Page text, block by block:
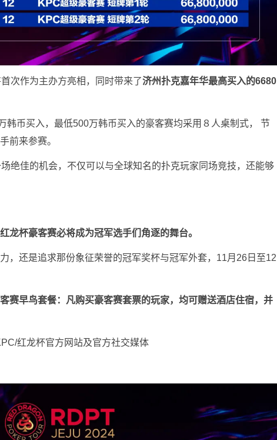
次作为主办方亮相，同时带来了济州扑克嘉年华最高买入的6680
韩币买入，最低500万韩币买入的豪客赛均采用８人桌制式， 节
前来参赛。
绝佳的机会，不仅可以与全球知名的扑克玩家同场竞技，还能够
龙杯豪客赛必将成为冠军选手们角逐的舞台。
，还是追求那份象征荣誉的冠军奖杯与冠军外套，11月26日至12
赛早鸟套餐：凡购买豪客赛套票的玩家，均可赠送酒店住宿，并
红龙杯官方网站及官方社交媒体